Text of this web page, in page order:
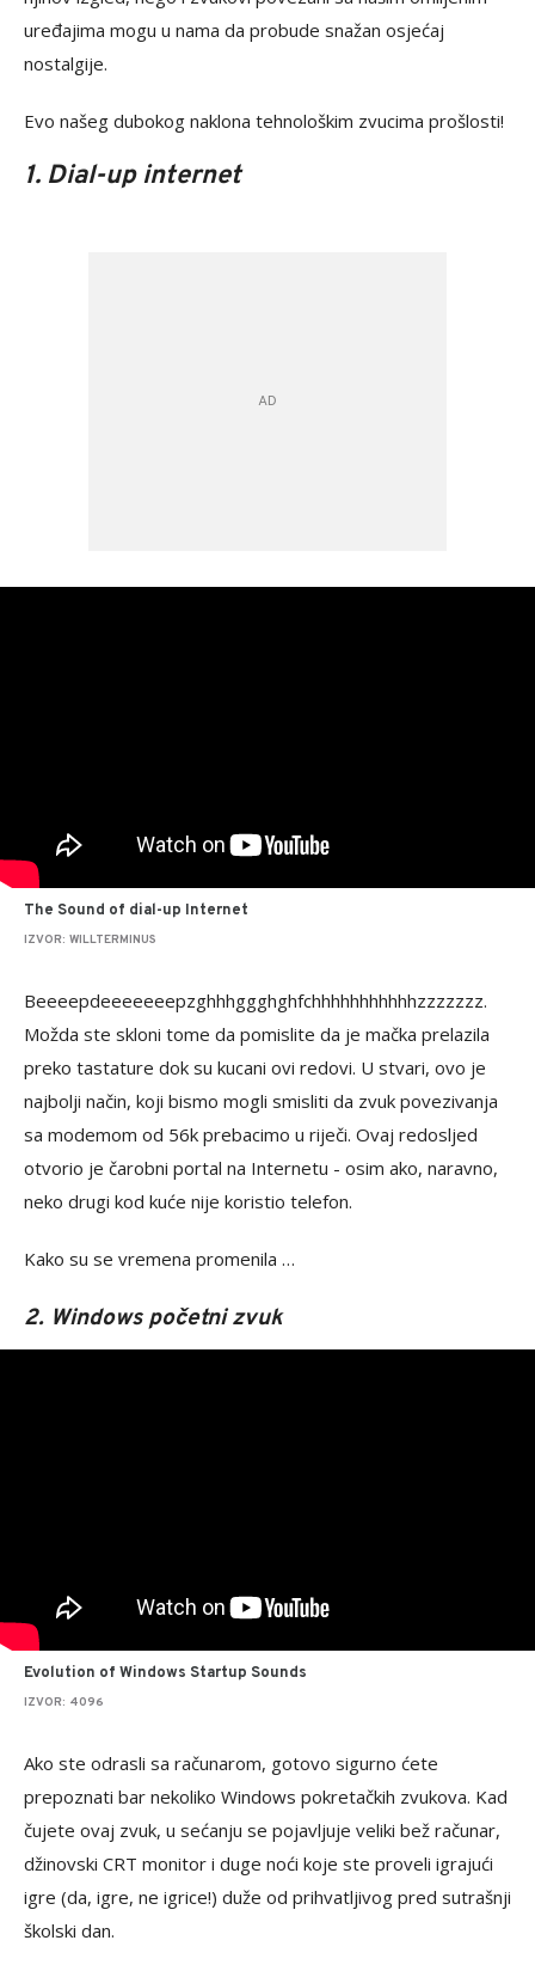
uređajima mogu u nama da probude snažan osjećaj
nostalgije.
Evo našeg dubokog naklona tehnološkim zvucima prošlosti!
1. Dial-up internet
The Sound of dial-up Internet
IZVOR: WILLTERMINUS
Beeeepdeeeeeeepzghhhggghghfchhhhhhhhhhhzzzzzzz.
Možda ste skloni tome da pomislite da je mačka prelazila
preko tastature dok su kucani ovi redovi. U stvari, ovo je
najbolji način, koji bismo mogli smisliti da zvuk povezivanja
sa modemom od 56k prebacimo u riječi. Ovaj redosljed
otvorio je čarobni portal na Internetu - osim ako, naravno,
neko drugi kod kuće nije koristio telefon.
Kako su se vremena promenila …
2. Windows početni zvuk
Evolution of Windows Startup Sounds
IZVOR: 4096
Ako ste odrasli sa računarom, gotovo sigurno ćete
prepoznati bar nekoliko Windows pokretačkih zvukova. Kad
čujete ovaj zvuk, u sećanju se pojavljuje veliki bež računar,
džinovski CRT monitor i duge noći koje ste proveli igrajući
igre (da, igre, ne igrice!) duže od prihvatljivog pred sutrašnji
školski dan.